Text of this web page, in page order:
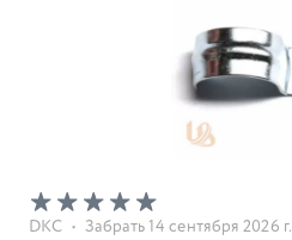
DKC • Забрать 14 сентября 2026 г.